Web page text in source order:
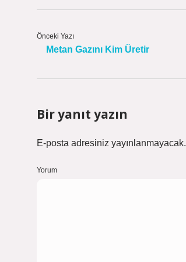
Önceki Yazı
Metan Gazını Kim Üretir
Bir yanıt yazın
E-posta adresiniz yayınlanmayacak.
Yorum